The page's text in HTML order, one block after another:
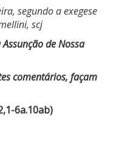
segundo a exegese
scj
de Nossa
comentários, façam
6a.10ab)